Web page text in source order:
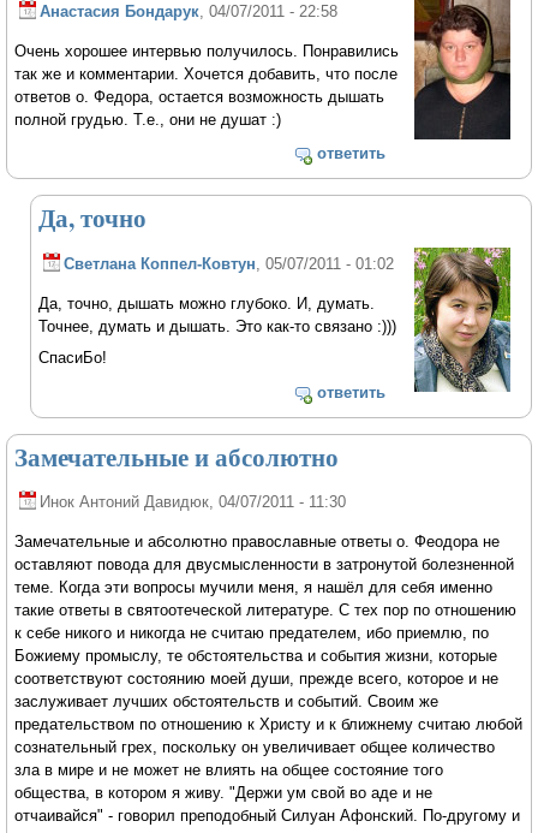
Анастасия Бондарук , 04/07/2011 - 22:58
Очень хорошее интервью получилось. Понравились
так же и комментарии. Хочется добавить, что после
ответов о. Федора, остается возможность дышать
полной грудью. Т.е., они не душат :)
ответить
Да, точно
Светлана Коппел-Ковтун , 05/07/2011 - 01:02
Да, точно, дышать можно глубоко. И, думать.
Точнее, думать и дышать. Это как-то связано :)))
СпасиБо!
ответить
Замечательные и абсолютно
Инок Антоний Давидюк, 04/07/2011 - 11:30
Замечательные и абсолютно православные ответы о. Феодора не
оставляют повода для двусмысленности в затронутой болезненной
теме. Когда эти вопросы мучили меня, я нашёл для себя именно
такие ответы в святоотеческой литературе. С тех пор по отношению
к себе никого и никогда не считаю предателем, ибо приемлю, по
Божиему промыслу, те обстоятельства и события жизни, которые
соответствуют состоянию моей души, прежде всего, которое и не
заслуживает лучших обстоятельств и событий. Своим же
предательством по отношению к Христу и к ближнему считаю любой
сознательный грех, поскольку он увеличивает общее количество
зла в мире и не может не влиять на общее состояние того
общества, в котором я живу. "Держи ум свой во аде и не
отчаивайся" - говорил преподобный Силуан Афонский. По-другому и